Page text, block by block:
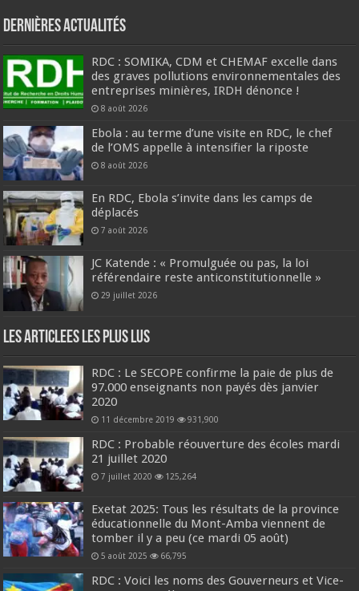
Dernières Actualités
RDC : SOMIKA, CDM et CHEMAF excelle dans
des graves pollutions environnementales des
entreprises minières, IRDH dénonce !
8 août 2026
Ebola : au terme d’une visite en RDC, le chef
de l’OMS appelle à intensifier la riposte
8 août 2026
En RDC, Ebola s’invite dans les camps de
déplacés
7 août 2026
JC Katende : « Promulguée ou pas, la loi
référendaire reste anticonstitutionnelle »
29 juillet 2026
Les Articlees les plus Lus
RDC : Le SECOPE confirme la paie de plus de
97.000 enseignants non payés dès janvier
2020
11 décembre 2019 931,900
RDC : Probable réouverture des écoles mardi
21 juillet 2020
7 juillet 2020 125,264
Exetat 2025: Tous les résultats de la province
éducationnelle du Mont-Amba viennent de
tomber il y a peu (ce mardi 05 août)
5 août 2025 66,795
RDC : Voici les noms des Gouverneurs et Vice-